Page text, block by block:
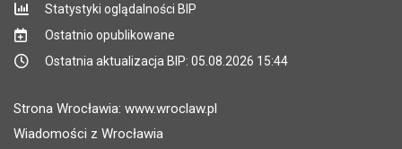
Statystyki oglądalności BIP
Ostatnio opublikowane
Ostatnia aktualizacja BIP: 05.08.2026 15:44
Strona Wrocławia: www.wroclaw.pl
Wiadomości z Wrocławia